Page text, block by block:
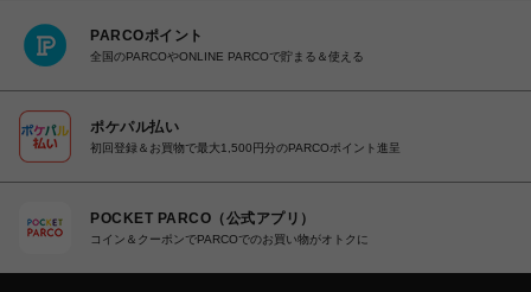
PARCOポイント
全国のPARCOやONLINE PARCOで貯まる＆使える
ポケパル払い
初回登録＆お買物で最大1,500円分のPARCOポイント進呈
POCKET PARCO（公式アプリ）
コイン＆クーポンでPARCOでのお買い物がオトクに